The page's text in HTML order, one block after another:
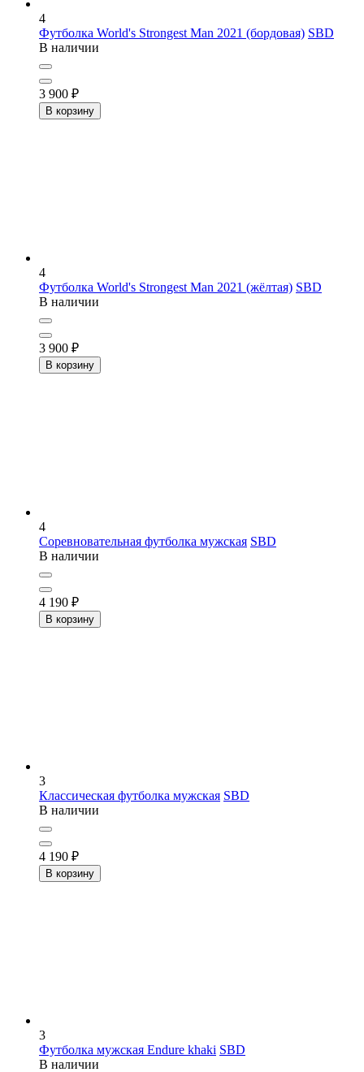
4
Футболка World's Strongest Man 2021 (бордовая) SBD
В наличии
3 900 ₽
В корзину
4
Футболка World's Strongest Man 2021 (жёлтая) SBD
В наличии
3 900 ₽
В корзину
4
Соревновательная футболка мужская SBD
В наличии
4 190 ₽
В корзину
3
Классическая футболка мужская SBD
В наличии
4 190 ₽
В корзину
3
Футболка мужская Endure khaki SBD
В наличии